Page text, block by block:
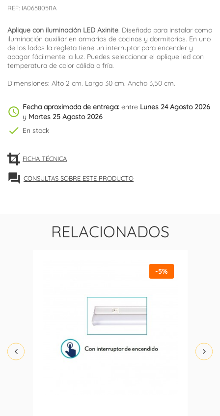
REF: IA065805I1A
Aplique con iluminación LED Axinite. Diseñado para instalar como
iluminación auxiliar en armarios de cocinas y dormitorios. En uno
de los lados la regleta tiene un interruptor para encender y
apagar fácilmente la luz. Puedes seleccionar el aplique led con
temperatura de color cálida o fría.
Dimensiones: Alto 2 cm. Largo 30 cm. Ancho 3,50 cm.
schedule Fecha aproximada de entrega: entre Lunes 24 Agosto 2026
y Martes 25 Agosto 2026
check En stock
FICHA TÉCNICA
forum CONSULTAS SOBRE ESTE PRODUCTO
RELACIONADOS
-5%